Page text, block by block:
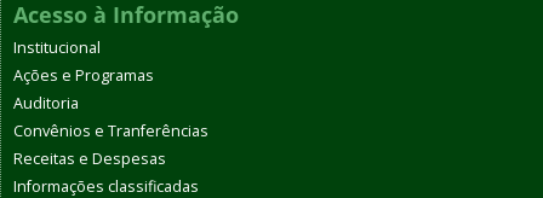
Acesso à Informação
Institucional
Ações e Programas
Auditoria
Convênios e Tranferências
Receitas e Despesas
Informações classificadas